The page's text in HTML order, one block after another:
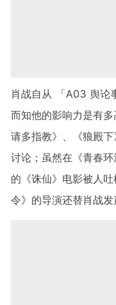
肖战自从 「A03 舆论
而知他的影响力是有
请多指教》、《狼殿
讨论；虽然在《青春
的《诛仙》电影被人
令》的导演还替肖战发